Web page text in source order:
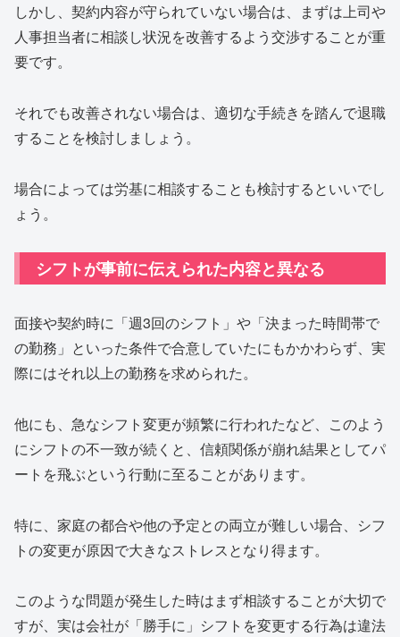
しかし、契約内容が守られていない場合は、まずは上司や
人事担当者に相談し状況を改善するよう交渉することが重
要です。
それでも改善されない場合は、適切な手続きを踏んで退職
することを検討しましょう。
場合によっては労基に相談することも検討するといいでし
ょう。
シフトが事前に伝えられた内容と異なる
面接や契約時に「週3回のシフト」や「決まった時間帯で
の勤務」といった条件で合意していたにもかかわらず、実
際にはそれ以上の勤務を求められた。
他にも、急なシフト変更が頻繁に行われたなど、このよう
にシフトの不一致が続くと、信頼関係が崩れ結果としてパ
ートを飛ぶという行動に至ることがあります。
特に、家庭の都合や他の予定との両立が難しい場合、シフ
トの変更が原因で大きなストレスとなり得ます。
このような問題が発生した時はまず相談することが大切で
すが、実は会社が「勝手に」シフトを変更する行為は違法